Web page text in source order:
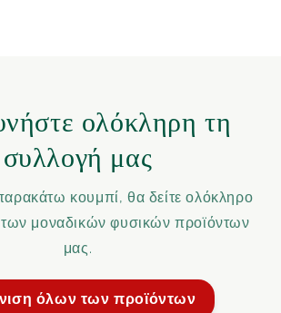
ολόκληρη τη
συλλογή μας
κουμπί, θα δείτε ολόκληρο
μοναδικών φυσικών προϊόντων
μας.
όλων των προϊόντων